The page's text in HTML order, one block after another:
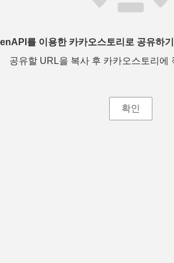
를 이용한 카카오스토리로 공유하
공유할 URL을 복사 후 카카오스토리에
확인